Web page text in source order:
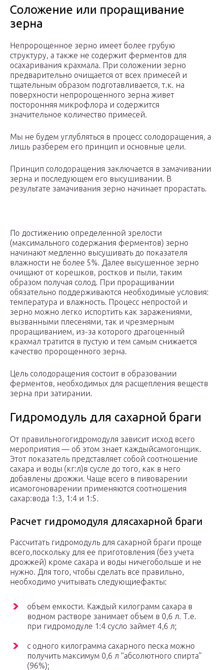
Соложение или проращивание
зерна
Непророщенное зерно имеет более грубую
структуру, а также не содержит ферментов для
осахаривания крахмала. При соложении зерно
предварительно очищается от всех примесей и
тщательным образом подготавливается, т.к. на
поверхности непророщенного зерна живет
посторонняя микрофлора и содержится
значительное количество примесей.
Мы не будем углубляться в процесс солодоращения, а
лишь разберем его принцип и основные цели.
Принцип солодоращения заключается в замачивании
зерна и последующем его высушивании. В
результате замачивания зерно начинает прорастать.
По достижению определенной зрелости
(максимального содержания ферментов) зерно
начинают медленно высушивать до показателя
влажности не более 5%. Далее высушенное зерно
очищают от корешков, ростков и пыли, таким
образом получая солод. При проращивании
обязательно поддерживаются необходимые условия:
температура и влажность. Процесс непростой и
зерно можно легко испортить как заражениями,
вызванными плесенями, так и чрезмерным
проращиванием, из-за которого драгоценный
крахмал тратится в пустую и тем самым снижается
качество пророщенного зерна.
Цель солодоращения состоит в образовании
ферментов, необходимых для расщепления веществ
зерна при затирании.
Гидромодуль для сахарной браги
От правильногогидромодуля зависит исход всего
мероприятия — об этом знает каждыйсамогонщик.
Этот показатель представляет собой соотношение
сахара и воды (кг:л)в сусле до того, как в него
добавлены дрожжи. Чаще всего в пивоварении
исамогоноварении применяются соотношения
сахар:вода 1:3, 1:4 и 1:5.
Расчет гидромодуля длясахарной браги
Рассчитать гидромодуль для сахарной браги проще
всего,поскольку для ее приготовления (без учета
дрожжей) кроме сахара и воды ничегобольше и не
нужно. Для того, чтобы сделать все правильно,
необходимо учитывать следующиефакты:
объем емкости. Каждый килограмм сахара в
водном растворе занимает объем в 0,6 л. Т.е.
при гидромодуле 1:4 сусло займет 4,6 л;
с одного килограмма сахарного песка можно
получить максимум 0,6 л “абсолютного спирта”
(96%);